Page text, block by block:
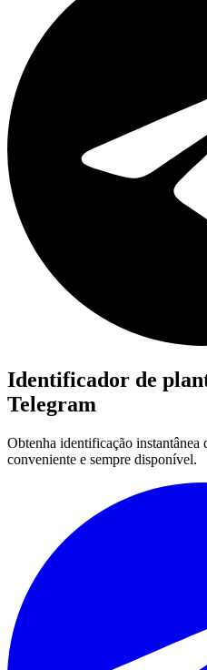
Identificador de
Telegram
Obtenha identificação instantânea
conveniente e sempre disponível.